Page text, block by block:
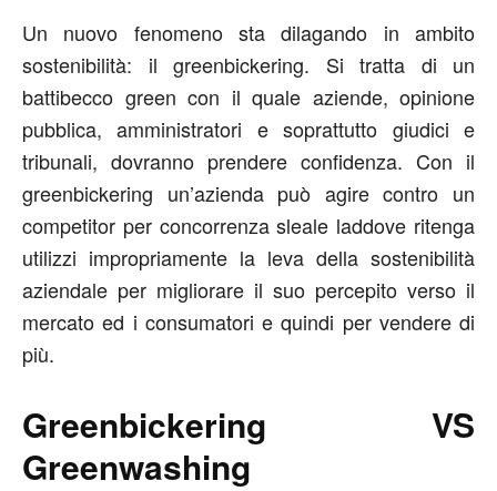
Un nuovo fenomeno sta dilagando in ambito
sostenibilità: il greenbickering. Si tratta di un
battibecco green con il quale aziende, opinione
pubblica, amministratori e soprattutto giudici e
tribunali, dovranno prendere confidenza. Con il
greenbickering un’azienda può agire contro un
competitor per concorrenza sleale laddove ritenga
utilizzi impropriamente la leva della sostenibilità
aziendale per migliorare il suo percepito verso il
mercato ed i consumatori e quindi per vendere di
più.
Greenbickering VS
Greenwashing